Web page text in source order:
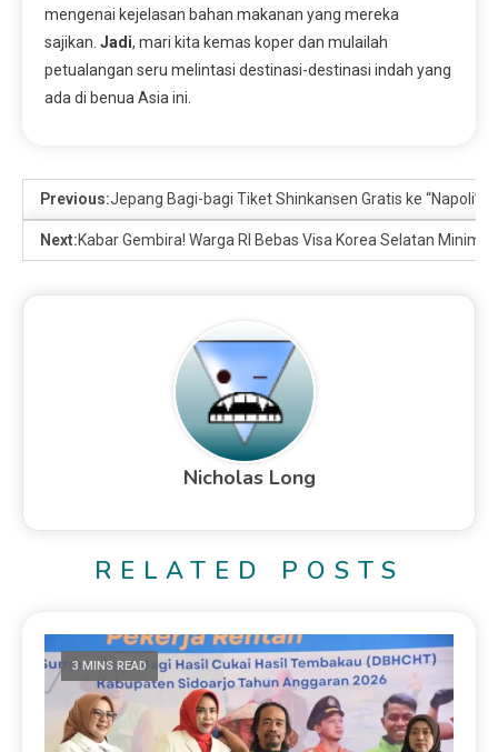
mengenai kejelasan bahan makanan yang mereka
sajikan. Jadi, mari kita kemas koper dan mulailah
petualangan seru melintasi destinasi-destinasi indah yang
ada di benua Asia ini.
Previous:Jepang Bagi-bagi Tiket Shinkansen Gratis ke “Napoli”:
Next:Kabar Gembira! Warga RI Bebas Visa Korea Selatan Minimal
Nicholas Long
RELATED POSTS
3 MINS READ